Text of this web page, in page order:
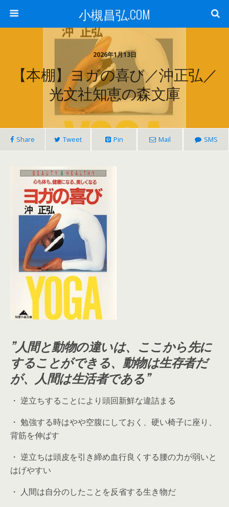
小槻昌弘.COM
2026年1月13日
【本棚】ヨガの喜び／沖正弘／
光文社知恵の森文庫
Share Tweet Pin Mail SMS
”人間と動物の違いは、ここから先に
することができる、動物は生存者だ
が、人間は生活者である”
・ 逆立ちすることにより頭回新鮮な違詰まる
・ 勉強する時はやや空腹にしておく、硬い椅子に座り、
背筋を伸ばす
・ 逆立ちは頭皮を引き締め血行良くする腰の力が弱いと
はげやすい
・ 人間は自分のしたことを反省する生き物だ